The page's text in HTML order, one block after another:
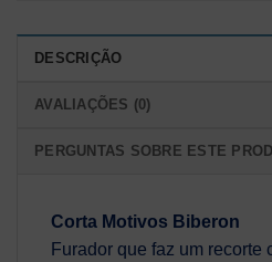
DESCRIÇÃO
AVALIAÇÕES (0)
PERGUNTAS SOBRE ESTE
Corta Motivos Biberon
Furador que faz um recorte